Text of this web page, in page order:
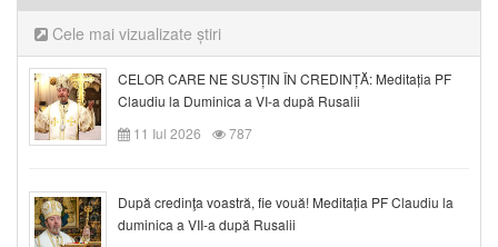
Cele mai vizualizate știri
CELOR CARE NE SUSȚIN ÎN CREDINȚĂ: Meditația PF
Claudiu la Duminica a VI-a după Rusalii
11 Iul 2026
787
După credinţa voastră, fie vouă! Meditația PF Claudiu la
duminica a VII-a după Rusalii